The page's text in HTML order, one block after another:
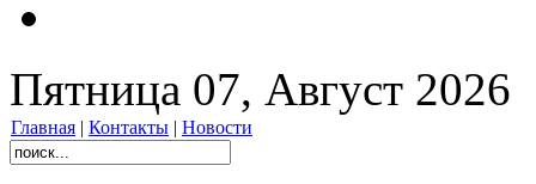
Пятница 07, Август 2026
Главная | Контакты | Новости